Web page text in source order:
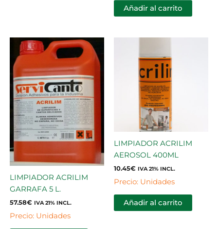
Añadir al carrito
LIMPIADOR ACRILIM
GARRAFA 5 L.
57.58€ IVA 21% INCL.
Precio: Unidades
LIMPIADOR ACRILIM
AEROSOL 400ML
10.45€ IVA 21% INCL.
Precio: Unidades
Añadir al carrito